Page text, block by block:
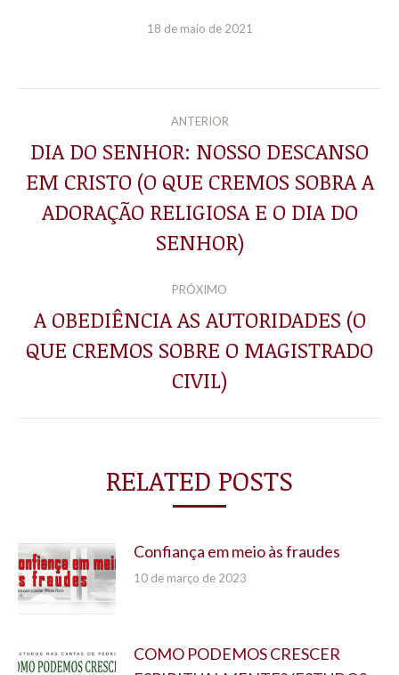
18 de maio de 2021
NAVEGAÇÃO
DE
POST:
ANTERIOR
Post
anterior:
DIA DO SENHOR: NOSSO DESCANSO
EM CRISTO (O QUE CREMOS SOBRA A
ADORAÇÃO RELIGIOSA E O DIA DO
SENHOR)
PRÓXIMO
Próximo
post:
A OBEDIÊNCIA AS AUTORIDADES (O
QUE CREMOS SOBRE O MAGISTRADO
CIVIL)
RELATED POSTS
Confiança em meio às fraudes
10 de março de 2023
COMO PODEMOS CRESCER